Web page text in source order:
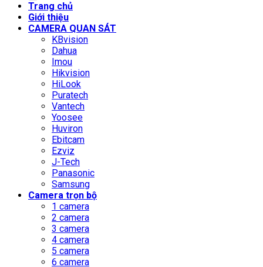
Trang chủ
Giới thiệu
CAMERA QUAN SÁT
KBvision
Dahua
Imou
Hikvision
HiLook
Puratech
Vantech
Yoosee
Huviron
Ebitcam
Ezviz
J-Tech
Panasonic
Samsung
Camera trọn bộ
1 camera
2 camera
3 camera
4 camera
5 camera
6 camera